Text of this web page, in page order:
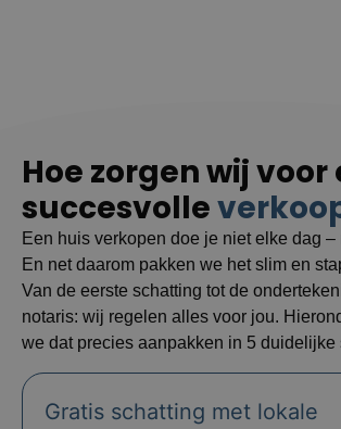
Hoe zorgen wij voor
succesvolle
Een huis verkopen doe je niet elke dag –
En net daarom pakken we het slim en
Van de eerste schatting tot de
notaris: wij regelen alles voor jou.
we dat precies aanpakken in 5 duidelijke
Gratis schatting met lokale